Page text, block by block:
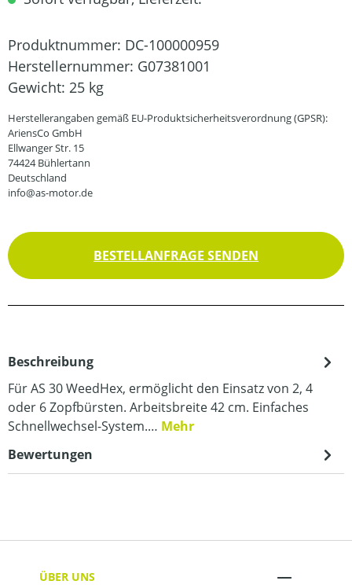
Produktnummer: DC-100000959
Herstellernummer: G07381001
Gewicht: 25 kg
Herstellerangaben gemäß EU-Produktsicherheitsverordnung (GPSR):
AriensCo GmbH
Ellwanger Str. 15
74424 Bühlertann
Deutschland
info@as-motor.de
BESTELLANFRAGE SENDEN
Beschreibung
Für AS 30 WeedHex, ermöglicht den Einsatz von 2, 4
oder 6 Zopfbürsten. Arbeitsbreite 42 cm. Einfaches
Schnellwechsel-System.… Mehr
Bewertungen
ÜBER UNS